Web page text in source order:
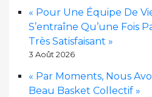
« Pour Une Équipe De
S’entraîne Qu’une Fois
Très Satisfaisant »
3 Août 2026
« Par Moments, Nous
Beau Basket Collectif »